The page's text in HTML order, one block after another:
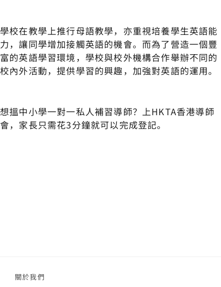
學校在教學上推行母語教學，亦重視培養學生英語能
力，讓同學增加接觸英語的機會。而為了營造一個豐
富的英語學習環境，學校與校外機構合作舉辦不同的
校內外活動，提供學習的興趣，加強對英語的運用。
想搵中小學一對一私人補習導師？上HKTA香港導師
會，家長只需花3分鐘就可以完成登記。
關於我們